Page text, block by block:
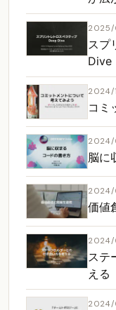
スプ
Dive
2024/
コミ
2024/
脳に
価値
ステ
える